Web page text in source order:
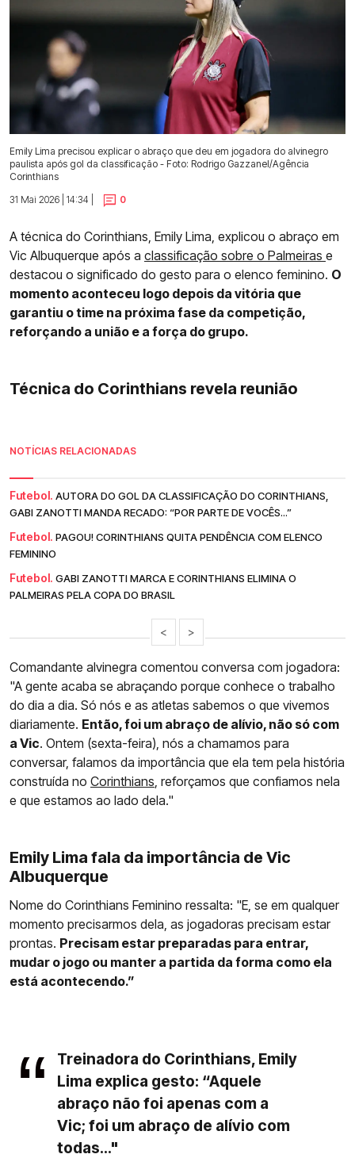
Emily Lima precisou explicar o abraço que deu em jogadora do alvinegro
paulista após gol da classificação - Foto: Rodrigo Gazzanel/Agência
Corinthians
31 Mai 2026 | 14:34 |
0
A técnica do Corinthians, Emily Lima, explicou o abraço em
Vic Albuquerque após a classificação sobre o Palmeiras e
destacou o significado do gesto para o elenco feminino. O
momento aconteceu logo depois da vitória que
garantiu o time na próxima fase da competição,
reforçando a união e a força do grupo.
Técnica do Corinthians revela reunião
NOTÍCIAS RELACIONADAS
Futebol. AUTORA DO GOL DA CLASSIFICAÇÃO DO CORINTHIANS,
GABI ZANOTTI MANDA RECADO: “POR PARTE DE VOCÊS...”
Futebol. PAGOU! CORINTHIANS QUITA PENDÊNCIA COM ELENCO
FEMININO
Futebol. GABI ZANOTTI MARCA E CORINTHIANS ELIMINA O
PALMEIRAS PELA COPA DO BRASIL
< >
Comandante alvinegra comentou conversa com jogadora:
"A gente acaba se abraçando porque conhece o trabalho
do dia a dia. Só nós e as atletas sabemos o que vivemos
diariamente. Então, foi um abraço de alívio, não só com
a Vic. Ontem (sexta-feira), nós a chamamos para
conversar, falamos da importância que ela tem pela história
construída no Corinthians , reforçamos que confiamos nela
e que estamos ao lado dela."
Emily Lima fala da importância de Vic
Albuquerque
Nome do Corinthians Feminino ressalta: "E, se em qualquer
momento precisarmos dela, as jogadoras precisam estar
prontas. Precisam estar preparadas para entrar,
mudar o jogo ou manter a partida da forma como ela
está acontecendo.”
Treinadora do Corinthians, Emily
Lima explica gesto: “Aquele
abraço não foi apenas com a
Vic; foi um abraço de alívio com
todas..."